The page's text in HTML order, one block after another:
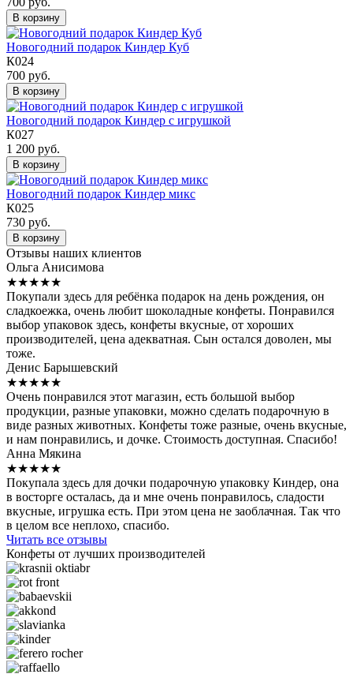
В корзину
Новогодний подарок Киндер Куб
К024
700 руб.
В корзину
Новогодний подарок Киндер с игрушкой
К027
1 200 руб.
В корзину
Новогодний подарок Киндер микс
К025
730 руб.
В корзину
Отзывы наших клиентов
Ольга Анисимова
★★★★★
Покупали здесь для ребёнка подарок на день рождения, он
сладкоежка, очень любит шоколадные конфеты. Понравился
выбор упаковок здесь, конфеты вкусные, от хороших
производителей, цена адекватная. Сын остался доволен, мы
тоже.
Денис Барышевский
★★★★★
Очень понравился этот магазин, есть большой выбор
продукции, разные упаковки, можно сделать подарочную в
виде разных животных. Конфеты тоже разные, очень вкусные,
и нам понравились, и дочке. Стоимость доступная. Спасибо!
Анна Мякина
★★★★★
Покупала здесь для дочки подарочную упаковку Киндер, она
в восторге осталась, да и мне очень понравилось, сладости
вкусные, игрушка есть. При этом цена не заоблачная. Так что
в целом все неплохо, спасибо.
Читать все отзывы
Конфеты от лучших производителей